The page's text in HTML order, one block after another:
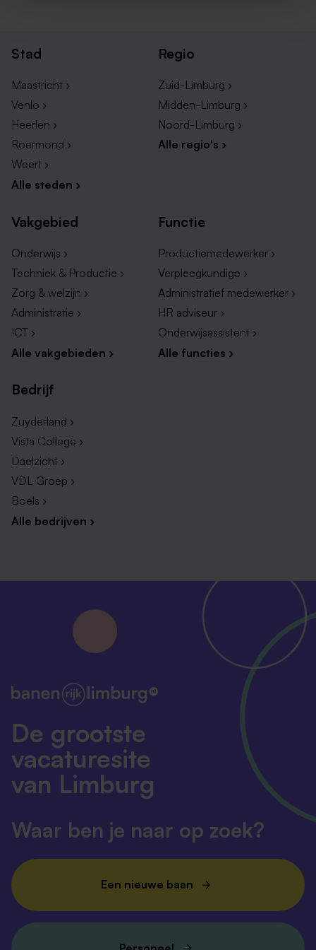
Stad
Maastricht ›
Venlo ›
Heerlen ›
Roermond ›
Weert ›
Alle steden ›
Regio
Zuid-Limburg ›
Midden-Limburg ›
Noord-Limburg ›
Alle regio's ›
Vakgebied
Onderwijs ›
Techniek & Productie ›
Zorg & welzijn ›
Administratie ›
ICT ›
Alle vakgebieden ›
Functie
Productiemedewerker ›
Verpleegkundige ›
Administratief medewerker ›
HR adviseur ›
Onderwijsassistent ›
Alle functies ›
Bedrijf
Zuyderland ›
Vista College ›
Daelzicht ›
VDL Groep ›
Boels ›
Alle bedrijven ›
De grootste
vacaturesite
van Limburg
Waar ben je naar op zoek?
Een nieuwe baan